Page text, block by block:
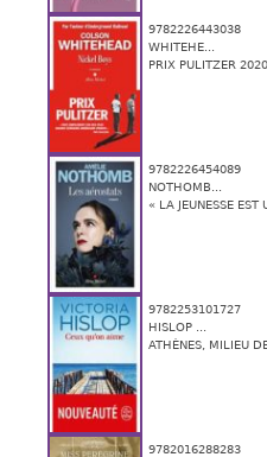
9782226443038
WHITEHE...
PRIX PULITZER 2020
9782226454089
NOTHOMB...
« LA JEUNESSE EST
9782253101727
HISLOP ...
ATHÈNES, MILIEU
9782016288283